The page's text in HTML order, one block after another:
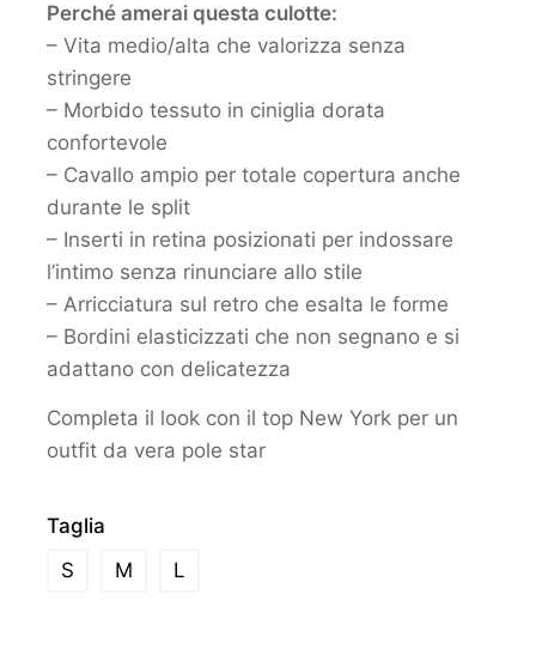
Perché amerai questa culotte:
– Vita medio/alta che valorizza senza
stringere
– Morbido tessuto in ciniglia dorata
confortevole
– Cavallo ampio per totale copertura anche
durante le split
– Inserti in retina posizionati per indossare
l’intimo senza rinunciare allo stile
– Arricciatura sul retro che esalta le forme
– Bordini elasticizzati che non segnano e si
adattano con delicatezza
Completa il look con il top New York per un
outfit da vera pole star
Taglia
S
M L